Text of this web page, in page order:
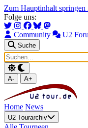
Zum Hauptinhalt springen
Folge uns:
Community U2
Suche
A- A+
Home News
U2 Tourarchiv